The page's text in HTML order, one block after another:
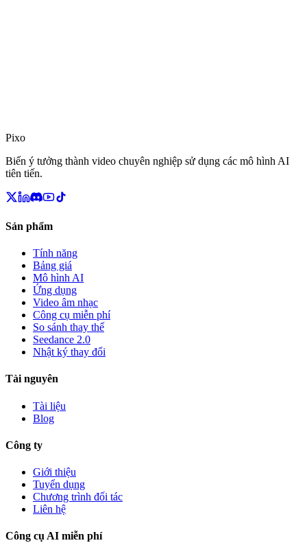
Pixo
Biến ý tưởng thành video chuyên nghiệp sử dụng các mô hình AI
tiên tiến.
Sản phẩm
Tính năng
Bảng giá
Mô hình AI
Ứng dụng
Video âm nhạc
Công cụ miễn phí
So sánh thay thế
Seedance 2.0
Nhật ký thay đổi
Tài nguyên
Tài liệu
Blog
Công ty
Giới thiệu
Tuyển dụng
Chương trình đối tác
Liên hệ
Công cụ AI miễn phí